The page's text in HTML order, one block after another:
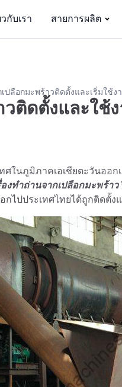
กับเรา สายการผลิต
ปลือกมะพร้าวติดตั้งและเริ่มใช้
ติดตั้งและใช้
ในภูมิภาคเอเชียตะวันออ
องทำถ่านจากเปลือกมะพร้าว
ไปประเทศไทยได้ถูกติดตั้